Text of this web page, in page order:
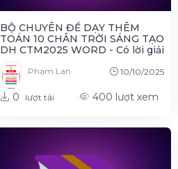
BỘ CHUYÊN ĐỀ DẠY THÊM
TOÁN 10 CHÂN TRỜI SÁNG TẠO
DH CTM2025 WORD - Có lời giải
Phạm Lan 10/10/2025
0 lượt tải 400 lượt xem